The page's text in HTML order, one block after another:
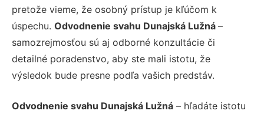
pretože vieme, že osobný prístup je kľúčom k
úspechu. Odvodnenie svahu Dunajská Lužná –
samozrejmosťou sú aj odborné konzultácie či
detailné poradenstvo, aby ste mali istotu, že
výsledok bude presne podľa vašich predstáv.
Odvodnenie svahu Dunajská Lužná – hľadáte istotu